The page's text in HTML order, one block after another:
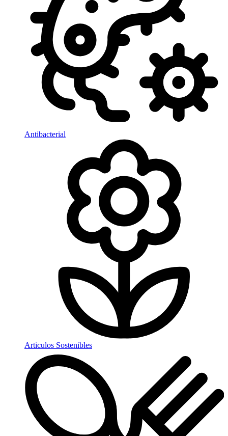
Antibacterial
Articulos Sostenibles